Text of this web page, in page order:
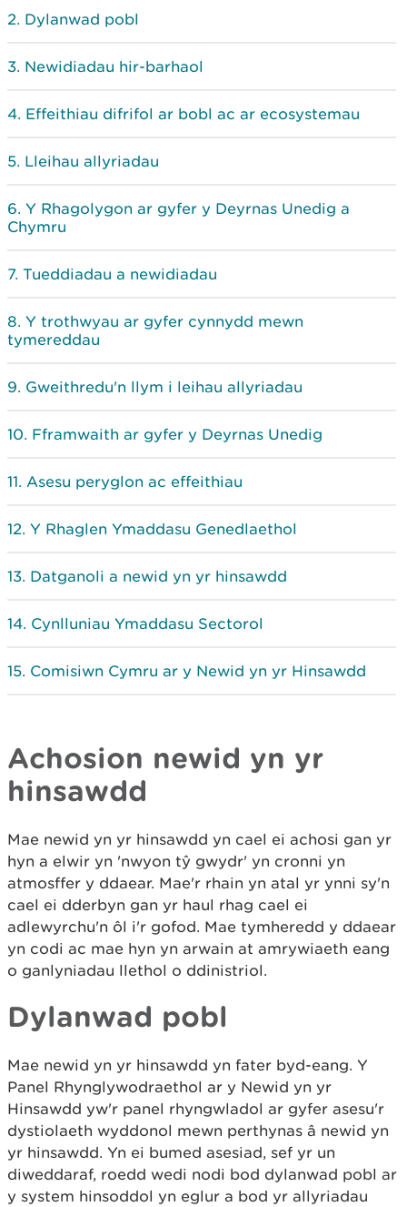
Dylanwad pobl
Newidiadau hir-barhaol
Effeithiau difrifol ar bobl ac ar ecosystemau
Lleihau allyriadau
Y Rhagolygon ar gyfer y Deyrnas Unedig a
Chymru
Tueddiadau a newidiadau
Y trothwyau ar gyfer cynnydd mewn
tymereddau
Gweithredu'n llym i leihau allyriadau
Fframwaith ar gyfer y Deyrnas Unedig
Asesu peryglon ac effeithiau
Y Rhaglen Ymaddasu Genedlaethol
Datganoli a newid yn yr hinsawdd
Cynlluniau Ymaddasu Sectorol
Comisiwn Cymru ar y Newid yn yr Hinsawdd
Achosion newid yn yr
hinsawdd
Mae newid yn yr hinsawdd yn cael ei achosi gan yr
hyn a elwir yn 'nwyon tŷ gwydr' yn cronni yn
atmosffer y ddaear. Mae'r rhain yn atal yr ynni sy'n
cael ei dderbyn gan yr haul rhag cael ei
adlewyrchu'n ôl i'r gofod. Mae tymheredd y ddaear
yn codi ac mae hyn yn arwain at amrywiaeth eang
o ganlyniadau llethol o ddinistriol.
Dylanwad pobl
Mae newid yn yr hinsawdd yn fater byd-eang. Y
Panel Rhynglywodraethol ar y Newid yn yr
Hinsawdd yw'r panel rhyngwladol ar gyfer asesu'r
dystiolaeth wyddonol mewn perthynas â newid yn
yr hinsawdd. Yn ei bumed asesiad, sef yr un
diweddaraf, roedd wedi nodi bod dylanwad pobl ar
y system hinsoddol yn eglur a bod yr allyriadau